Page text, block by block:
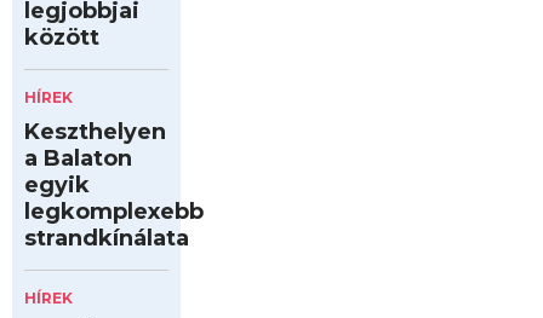
legjobbjai
között
HÍREK
Keszthelyen
a Balaton
egyik
legkomplexebb
strandkínálata
HÍREK